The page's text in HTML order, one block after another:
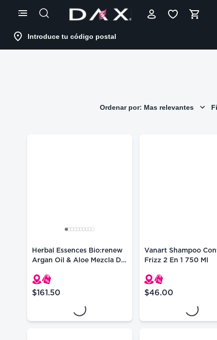
Introduce tu código postal
Ordenar por: Mas relevantes
Herbal Essences Bio:renew
Argan Oil & Aloe Mezcla De
Ml
$161.50
precio actual $161.50
Loading...
Vanart Shampoo
Frizz 2 En 1 750 Ml
$46.00
precio actual
Loading...